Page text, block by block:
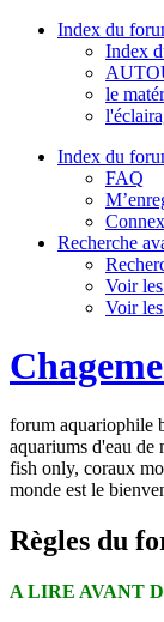
Index du
Index
le
Index du
FAQ
Recherche
Voir les
Voir
forum aquariophile
aquariums d'eau
fish only, coraux
monde est le
Règles du
A LIRE AVANT